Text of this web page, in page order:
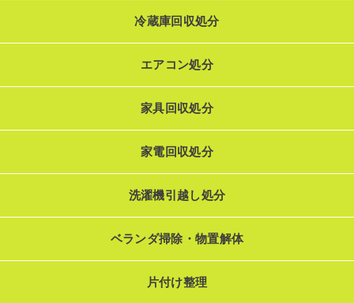
冷蔵庫回収処分
エアコン処分
家具回収処分
家電回収処分
洗濯機引越し処分
ベランダ掃除・物置解体
片付け整理